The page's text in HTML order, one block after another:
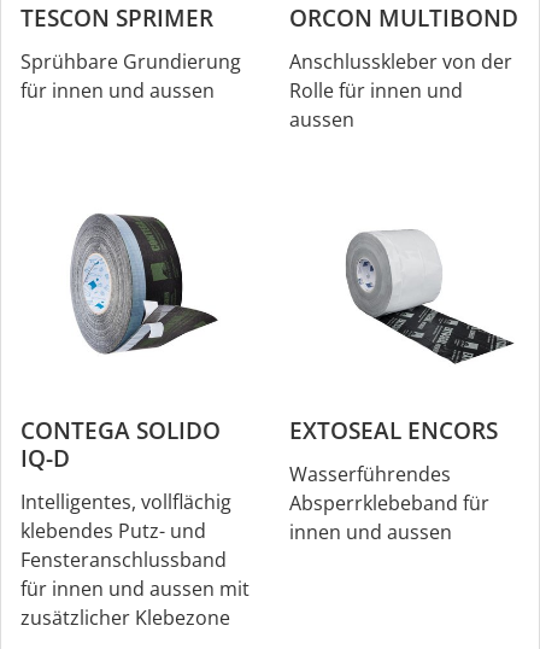
TESCON SPRIMER
Sprühbare Grundierung
für innen und aussen
ORCON MULTIBOND
Anschlusskleber von der
Rolle für innen und
aussen
CONTEGA SOLIDO
IQ-D
Intelligentes, vollflächig
klebendes Putz- und
Fensteranschlussband
für innen und aussen mit
zusätzlicher Klebezone
EXTOSEAL ENCORS
Wasserführendes
Absperrklebeband für
innen und aussen